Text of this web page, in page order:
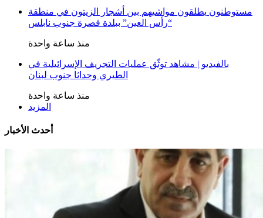
مستوطنون يطلقون مواشيهم بين أشجار الزيتون في منطقة
“رأس العين” ببلدة قصرة جنوب نابلس
منذ ساعة واحدة
بالفيديو | مشاهد توثّق عمليات التجريف الإسرائيلية في
الطيري وحداثا جنوب لبنان
منذ ساعة واحدة
المزيد
أحدث الأخبار